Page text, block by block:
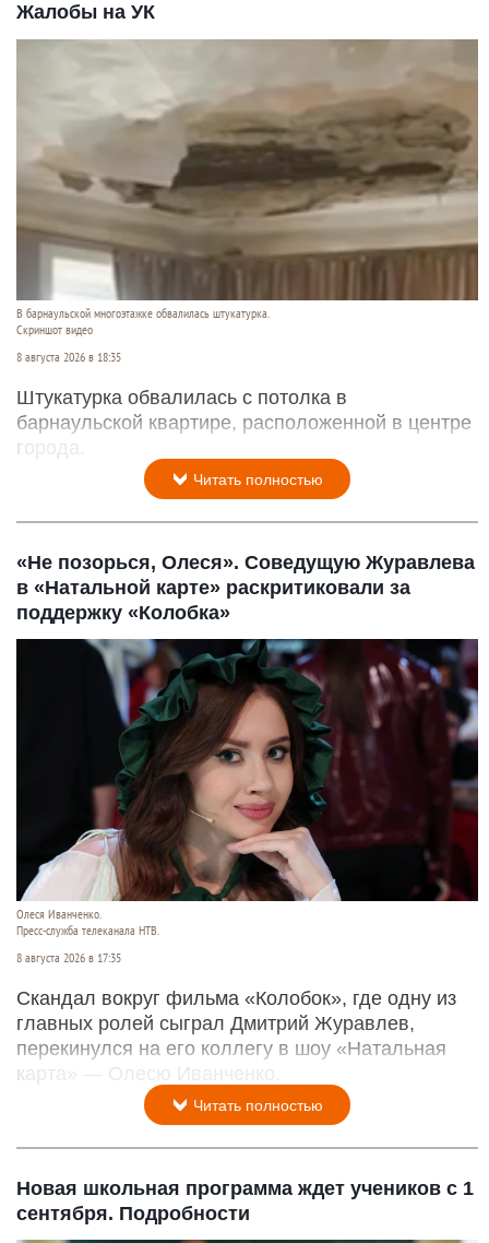
Жалобы на УК
В барнаульской многоэтажке обвалилась штукатурка.
Скриншот видео
8 августа 2026 в 18:35
Штукатурка обвалилась с потолка в
барнаульской квартире, расположенной в центре
города.
Читать полностью
«Не позорься, Олеся». Соведущую Журавлева
в «Натальной карте» раскритиковали за
поддержку «Колобка»
Олеся Иванченко.
Пресс-служба телеканала НТВ.
8 августа 2026 в 17:35
Скандал вокруг фильма «Колобок», где одну из
главных ролей сыграл Дмитрий Журавлев,
перекинулся на его коллегу в шоу «Натальная
карта» — Олесю Иванченко.
Читать полностью
Новая школьная программа ждет учеников с 1
сентября. Подробности